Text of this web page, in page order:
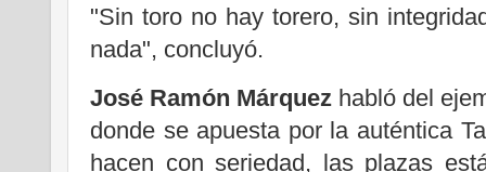
"Sin toro no hay torero, sin
nada", concluyó.
José Ramón Márquez habló del
donde se apuesta por la auténtica
hacen con seriedad, las plazas